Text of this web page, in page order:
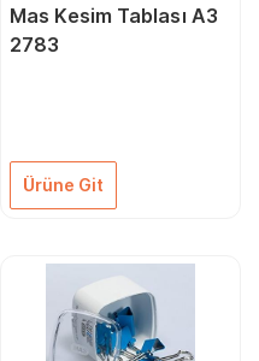
Mas Kesim Tablası A3
2783
Ürüne Git